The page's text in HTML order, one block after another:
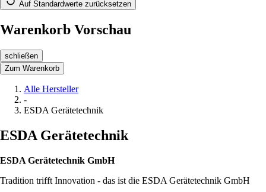
Auf Standardwerte zurücksetzen
Warenkorb Vorschau
schließen
Zum Warenkorb
Alle Hersteller
-
ESDA Gerätetechnik
ESDA Gerätetechnik
ESDA Gerätetechnik GmbH
Tradition trifft Innovation - das ist die ESDA Gerätetechnik GmbH